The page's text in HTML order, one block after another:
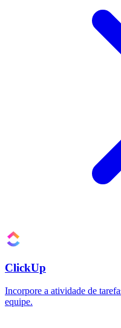
ClickUp
Incorpore a atividade de
equipe.